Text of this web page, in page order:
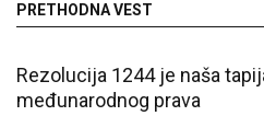
PRETHODNA VEST
Rezolucija 1244 je naša
međunarodnog prava